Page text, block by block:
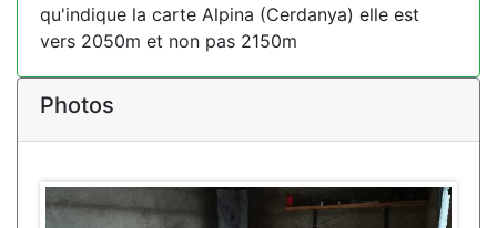
qu'indique la carte Alpina (Cerdanya) elle est
vers 2050m et non pas 2150m
Photos